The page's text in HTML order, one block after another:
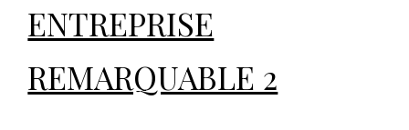
ENTREPRISE
REMARQUABLE 2